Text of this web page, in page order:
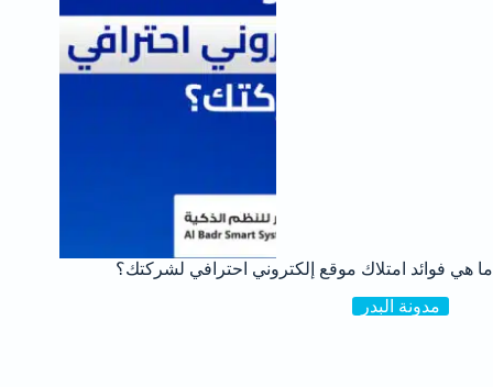
ما هي فوائد امتلاك موقع إلكتروني احترافي لشركتك؟
مدونة البدر